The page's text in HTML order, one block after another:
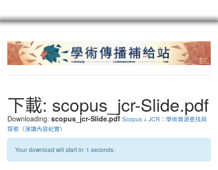
聯繫
下載: scopus_jcr-Slide.pdf
Downloading: scopus_jcr-Slide.pdf Scopus + JCR：學術資源查找與
探索（演講內容紀實）
Your download will start in: 0 seconds.